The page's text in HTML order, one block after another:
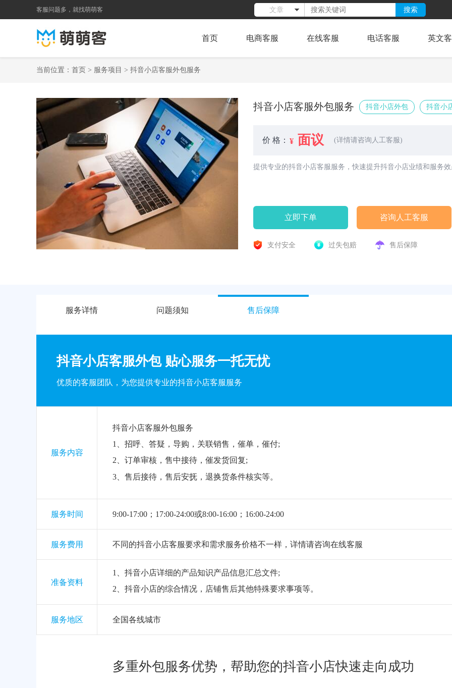
客服问题多，就找萌萌客 文章 搜索
首页 电商客服 在线客服 电话客服 英文
当前位置： 首页 > 服务项目 > 抖音小店客服外包服务
抖音小店客服外包服务 抖音小店外包 抖音小
价 格： 面议 (详情请咨询人工客服)
提供专业的抖音小店客服服务，快速提升抖音小店业绩和服务
立即下单 咨询人工客服
支付安全 过失包赔 售后保障
服务详情 问题须知 售后保障
抖音小店客服外包 贴心服务一托无忧
优质的客服团队，为您提供专业的抖音小店客服服务
服务内容
抖音小店客服外包服务
1、招呼、答疑，导购，关联销售，催单，催付;
2、订单审核，售中接待，催发货回复;
3、售后接待，售后安抚，退换货条件核实等。
服务时间 9:00-17:00；17:00-24:00或8:00-16:00；16:00-24:00
服务费用 不同的抖音小店客服要求和需求服务价格不一样，详情请咨询在线客服
准备资料
1、抖音小店详细的产品知识产品信息汇总文件;
2、抖音小店的综合情况，店铺售后其他特殊要求事项等。
服务地区 全国各线城市
多重外包服务优势，帮助您的抖音小店快速走向成功